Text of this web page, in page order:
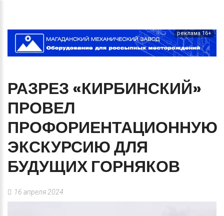
реклама 16+
РАЗРЕЗ «КИРБИНСКИЙ»
ПРОВЕЛ
ПРОФОРИЕНТАЦИОННУЮ
ЭКСКУРСИЮДЛЯ
БУДУЩИХ ГОРНЯКОВ
16 апреля 2024